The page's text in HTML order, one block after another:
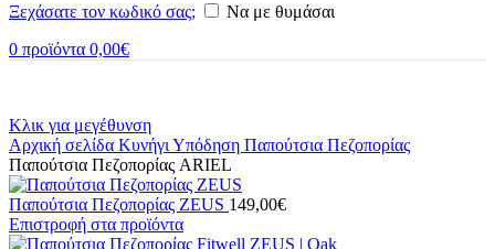
Ξεχάσατε τον κωδικό σας;
Να με θυμάσαι
0 προϊόντα 0,00€
Κλικ για μεγέθυνση
Αρχική σελίδα Κυνήγι Υπόδηση Παπούτσια Πεζοπορίας
Παπούτσια Πεζοπορίας ARIEL
Παπούτσια Πεζοπορίας ZEUS 149,00€
Επιστροφή στα προϊόντα